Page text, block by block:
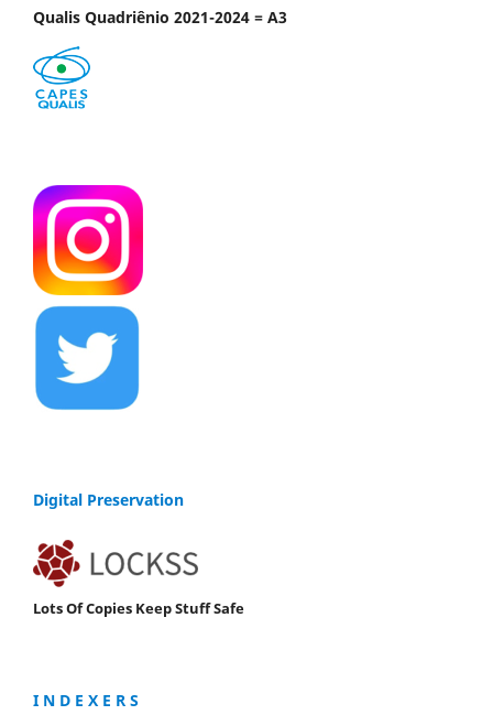
Qualis Quadriênio 2021-2024 = A3
Digital Preservation
Lots Of Copies Keep Stuff Safe
I N D E X E R S